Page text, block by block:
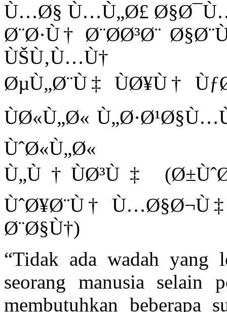
Ù…Ø§ Ù…Ù„Ø£
Ø¨Ø·Ù† Ø¨Ø­Ø³Ø¨
ÙŠÙ‚Ù…Ù†
ØµÙ„Ø¨Ù‡ ÙØ¥Ù†
ÙØ«Ù„Ø«
ÙˆØ«Ù„Ø«
Ù„Ù†ÙØ³Ù‡
ÙˆØ¥Ø¨Ù†
Ø¨Ø§Ù†)
“Tidak ada wadah yang
seorang manusia selain
membutuhkan beberapa